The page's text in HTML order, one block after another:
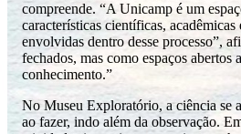
compreende. “A Unicamp é um
características científicas, acadêmicas
envolvidas dentro desse processo”,
fechados, mas como espaços abertos
conhecimento.”
No Museu Exploratório, a ciência se
ao fazer, indo além da observação.